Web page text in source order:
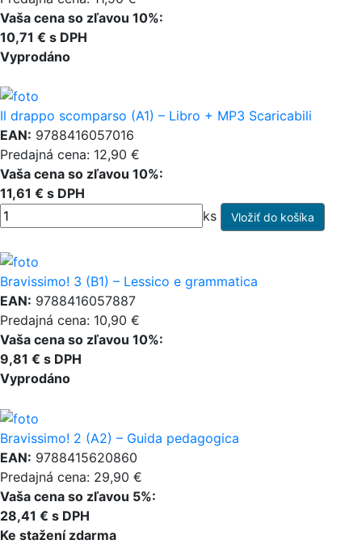
Vaša cena so zľavou 10%:
10,71 € s DPH
Vyprodáno
Il drappo scomparso (A1) – Libro + MP3 Scaricabili
EAN: 9788416057016
Predajná cena: 12,90 €
Vaša cena so zľavou 10%:
11,61 € s DPH
ks
Bravissimo! 3 (B1) – Lessico e grammatica
EAN: 9788416057887
Predajná cena: 10,90 €
Vaša cena so zľavou 10%:
9,81 € s DPH
Vyprodáno
Bravissimo! 2 (A2) – Guida pedagogica
EAN: 9788415620860
Predajná cena: 29,90 €
Vaša cena so zľavou 5%:
28,41 € s DPH
Ke stažení zdarma